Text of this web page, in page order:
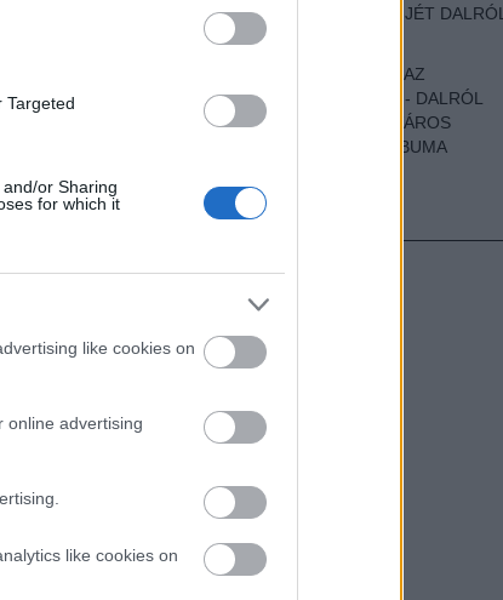
Targeted
or Sharing
for which it
like cookies on
online advertising
like cookies on
MA MEGJELENT EP-JÉT DALRÓL
DALRA!
A FELELŐSSÉGTŐL AZ
ELLOPOTT FÖLDIG - DALRÓL
DALRA A KÉPZELT VÁROS
SAMIZDAT CÍMŰ ALBUMA
HIRDETÉS